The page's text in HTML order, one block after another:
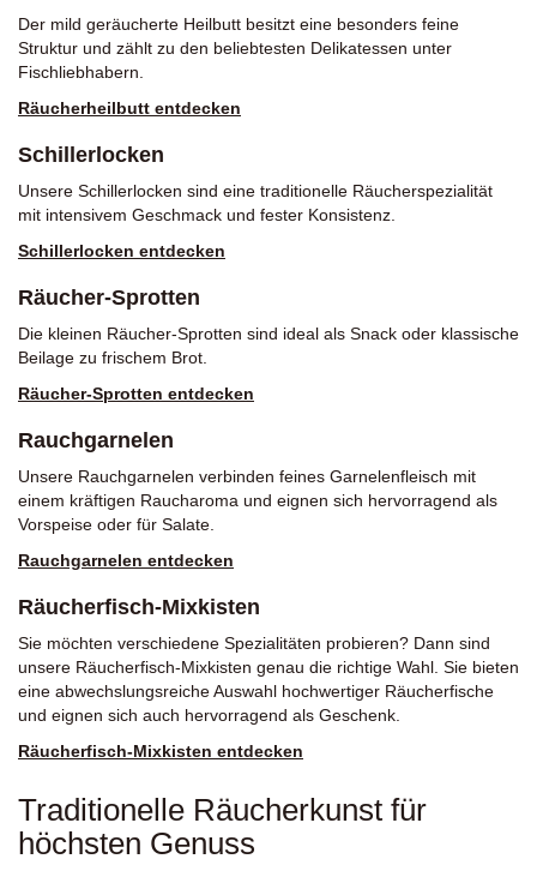
Der mild geräucherte Heilbutt besitzt eine besonders feine
Struktur und zählt zu den beliebtesten Delikatessen unter
Fischliebhabern.
Räucherheilbutt entdecken
Schillerlocken
Unsere Schillerlocken sind eine traditionelle Räucherspezialität
mit intensivem Geschmack und fester Konsistenz.
Schillerlocken entdecken
Räucher-Sprotten
Die kleinen Räucher-Sprotten sind ideal als Snack oder klassische
Beilage zu frischem Brot.
Räucher-Sprotten entdecken
Rauchgarnelen
Unsere Rauchgarnelen verbinden feines Garnelenfleisch mit
einem kräftigen Raucharoma und eignen sich hervorragend als
Vorspeise oder für Salate.
Rauchgarnelen entdecken
Räucherfisch-Mixkisten
Sie möchten verschiedene Spezialitäten probieren? Dann sind
unsere Räucherfisch-Mixkisten genau die richtige Wahl. Sie bieten
eine abwechslungsreiche Auswahl hochwertiger Räucherfische
und eignen sich auch hervorragend als Geschenk.
Räucherfisch-Mixkisten entdecken
Traditionelle Räucherkunst für
höchsten Genuss